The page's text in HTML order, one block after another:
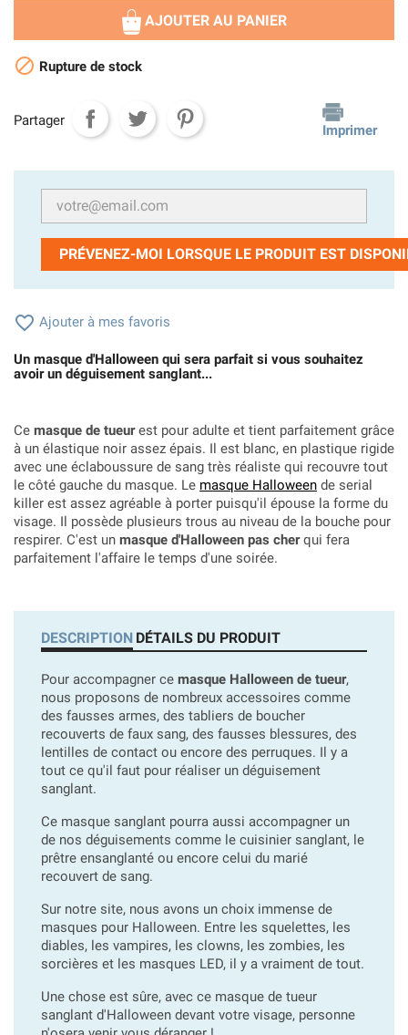
AJOUTER AU PANIER
 Rupture de stock
Partager
Imprimer
PRÉVENEZ-MOI LORSQUE LE PRODUIT EST
 Ajouter à mes favoris
Un masque d'Halloween qui sera parfait si vous souhaitez
avoir un déguisement sanglant...
Ce masque de tueurest pour adulte et tient parfaitement grâce
à un élastique noir assez épais. Il est blanc, en plastique rigide
avec une éclaboussure de sang très réaliste qui recouvre tout
le côté gauche du masque. Le masque Halloween de serial
killer est assez agréable à porter puisqu'il épouse la forme du
visage. Il possède plusieurs trous au niveau de la bouche pour
respirer. C'est un masque d'Halloween pas cherqui fera
parfaitement l'affaire le temps d'une soirée.
DESCRIPTION DÉTAILS DU PRODUIT
Pour accompagner ce masque Halloween de tueur,
nous proposons de nombreux accessoires comme
des fausses armes, des tabliers de boucher
recouverts de faux sang, des fausses blessures, des
lentilles de contact ou encore des perruques. Il y a
tout ce qu'il faut pour réaliser un déguisement
sanglant.
Ce masque sanglant pourra aussi accompagner un
de nos déguisements comme le cuisinier sanglant, le
prêtre ensanglanté ou encore celui du marié
recouvert de sang.
Sur notre site, nous avons un choix immense de
masques pour Halloween. Entre les squelettes, les
diables, les vampires, les clowns, les zombies, les
sorcières et les masques LED, il y a vraiment de tout.
Une chose est sûre, avec ce masque de tueur
sanglant d'Halloween devant votre visage, personne